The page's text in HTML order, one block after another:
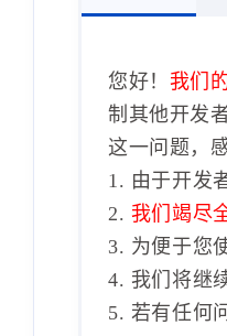
您好！ 我们
制其他开发
这一问题，
1. 由于开发
2. 我们竭尽
3. 为便于您
4. 我们将继
5. 若有任何